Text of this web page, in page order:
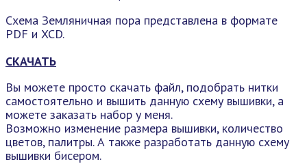
Схема Земляничная пора представлена в формате
PDF и XCD.
СКАЧАТЬ
Вы можете просто скачать файл, подобрать нитки
самостоятельно и вышить данную схему вышивки, а
можете заказать набор у меня.
Возможно изменение размера вышивки, количество
цветов, палитры. А также разработать данную схему
вышивки бисером.